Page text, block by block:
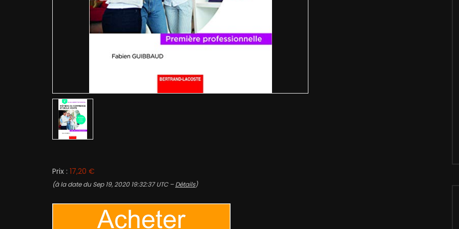
Prix : 17,20 €
(à la date du Sep 19, 2020 19:32:37 UTC –Détails)